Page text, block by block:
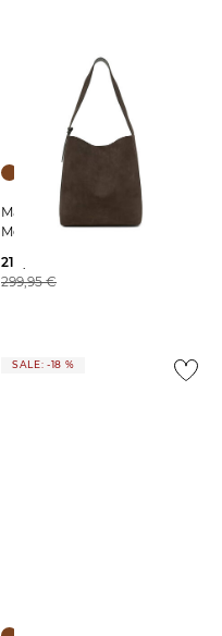
Marc O'Polo | Damen Hobo
Medium
210,95 €
299,95 €
SALE: -18 %